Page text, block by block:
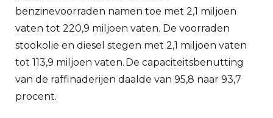
benzinevoorraden namen toe met 2,1 miljoen
vaten tot 220,9 miljoen vaten. De voorraden
stookolie en diesel stegen met 2,1 miljoen vaten
tot 113,9 miljoen vaten. De capaciteitsbenutting
van de raffinaderijen daalde van 95,8 naar 93,7
procent.